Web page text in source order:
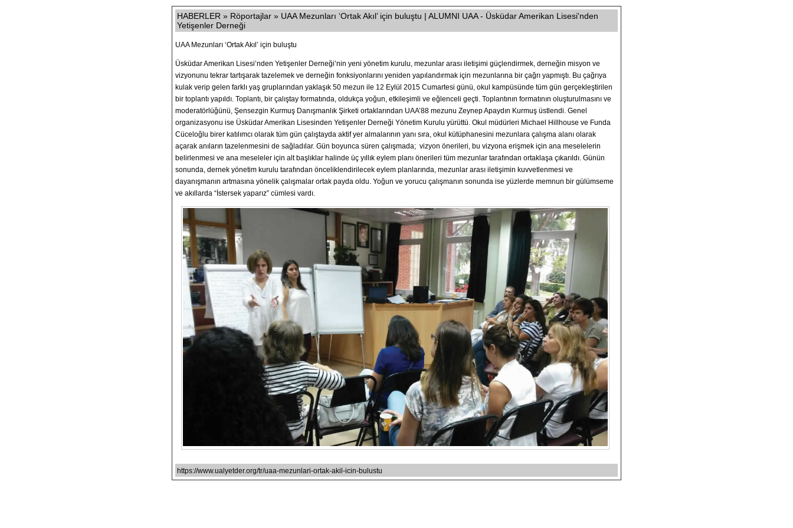
HABERLER » Röportajlar » UAA Mezunları ‘Ortak Akıl’ için buluştu | ALUMNI UAA - Üsküdar Amerikan Lisesi'nden
Yetişenler Derneği
UAA Mezunları ‘Ortak Akıl’ için buluştu
Üsküdar Amerikan Lisesi’nden Yetişenler Derneği’nin yeni yönetim kurulu, mezunlar arası iletişimi güçlendirmek, derneğin misyon ve
vizyonunu tekrar tartışarak tazelemek ve derneğin fonksiyonlarını yeniden yapılandırmak için mezunlarına bir çağrı yapmıştı. Bu çağrıya
kulak verip gelen farklı yaş gruplarından yaklaşık 50 mezun ile 12 Eylül 2015 Cumartesi günü, okul kampüsünde tüm gün gerçekleştirilen
bir toplantı yapıldı. Toplantı, bir çalıştay formatında, oldukça yoğun, etkileşimli ve eğlenceli geçti. Toplantının formatının oluşturulmasını ve
moderatörlüğünü, Şensezgin Kurmuş Danışmanlık Şirketi ortaklarından UAA’88 mezunu Zeynep Apaydın Kurmuş üstlendi. Genel
organizasyonu ise Üsküdar Amerikan Lisesinden Yetişenler Derneği Yönetim Kurulu yürüttü. Okul müdürleri Michael Hillhouse ve Funda
Cüceloğlu birer katılımcı olarak tüm gün çalıştayda aktif yer almalarının yanı sıra, okul kütüphanesini mezunlara çalışma alanı olarak
açarak anıların tazelenmesini de sağladılar. Gün boyunca süren çalışmada; vizyon önerileri, bu vizyona erişmek için ana meselelerin
belirlenmesi ve ana meseleler için alt başlıklar halinde üç yıllık eylem planı önerileri tüm mezunlar tarafından ortaklaşa çıkarıldı. Günün
sonunda, dernek yönetim kurulu tarafından önceliklendirilecek eylem planlarında, mezunlar arası iletişimin kuvvetlenmesi ve
dayanışmanın artmasına yönelik çalışmalar ortak payda oldu. Yoğun ve yorucu çalışmanın sonunda ise yüzlerde memnun bir gülümseme
ve akıllarda “İstersek yaparız” cümlesi vardı.
https://www.ualyetder.org/tr/uaa-mezunlari-ortak-akil-icin-bulustu